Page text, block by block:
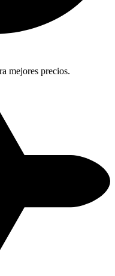
mejores precios.